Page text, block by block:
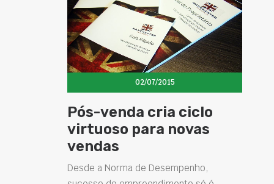
02/07/2015
Pós-venda cria ciclo
virtuoso para novas
vendas
Desde a Norma de Desempenho,